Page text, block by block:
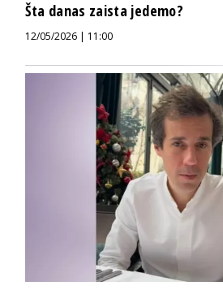
Šta danas zaista jedemo?
12/05/2026 | 11:00